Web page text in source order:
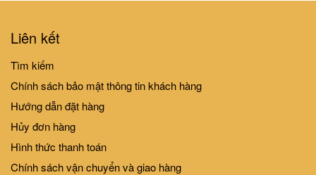
KUMA LÀM QUEN VỚI MÔN
39.000₫
Liên kết
Tìm kiếm
Chính sách bảo mật thông tin khách hàng
Hướng dẫn đặt hàng
Hủy đơn hàng
Hình thức thanh toán
Chính sách vận chuyển và giao hàng